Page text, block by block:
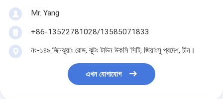
Mr. Yang
+86-13522781028/13585071833
নং-১৪৯ জিনঝুয়াং রোড, ঝুটং টাউন উকসি সিটি, জিয়াংসু প্রদেশ, চীন।
এখন যোগাযোগ